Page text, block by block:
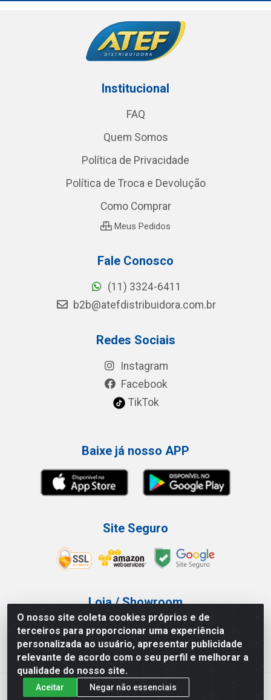
O nosso site coleta cookies próprios e de
terceiros para proporcionar uma experiência
personalizada ao usuário, apresentar publicidade
relevante de acordo com o seu perfil e melhorar a
qualidade do nosso site.
Aceitar Negar não essenciais
Institucional
FAQ
Quem Somos
Política de Privacidade
Política de Troca e Devolução
Como Comprar
Meus Pedidos
Fale Conosco
(11) 3324-6411
b2b@atefdistribuidora.com.br
Redes Sociais
Instagram
Facebook
TikTok
Baixe já nosso APP
Site Seguro
Loja / Showroom
Tel.: (11) 3227-0546
Av Vautier, 587/597 - Pari - São Paulo/SP
Atef Distribuidora LTDA - Av. Vautier, 585/597 - Pari - São